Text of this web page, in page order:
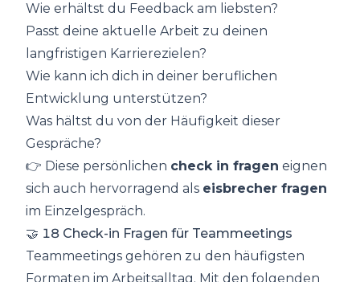
Wie erhältst du Feedback am liebsten?
Passt deine aktuelle Arbeit zu deinen
langfristigen Karrierezielen?
Wie kann ich dich in deiner beruflichen
Entwicklung unterstützen?
Was hältst du von der Häufigkeit dieser
Gespräche?
👉 Diese persönlichen check in fragen eignen
sich auch hervorragend als eisbrecher fragen
im Einzelgespräch.
🤝 18 Check-in Fragen für Teammeetings
Teammeetings gehören zu den häufigsten
Formaten im Arbeitsalltag. Mit den folgenden